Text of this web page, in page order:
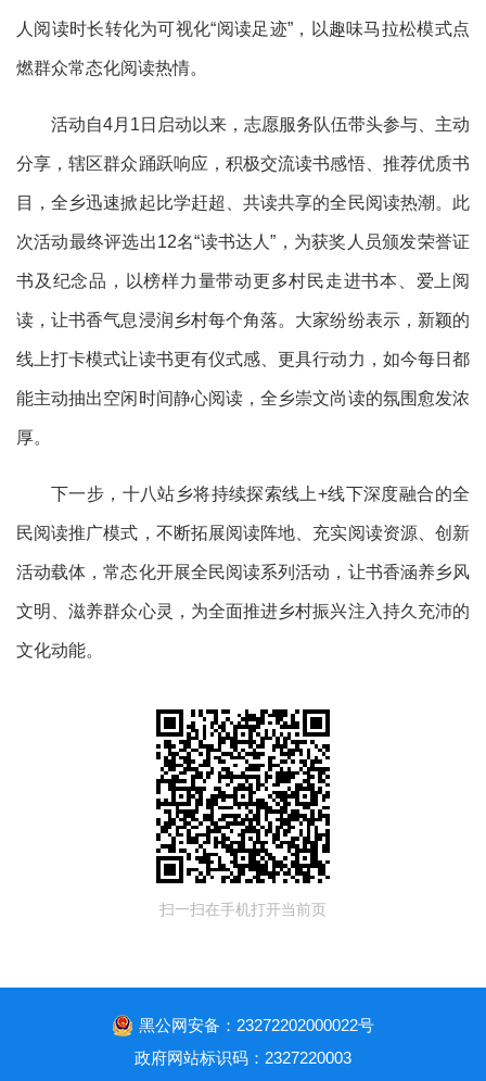
人阅读时长转化为可视化“阅读足迹”，以趣味马拉松模式点
燃群众常态化阅读热情。
活动自4月1日启动以来，志愿服务队伍带头参与、主动
分享，辖区群众踊跃响应，积极交流读书感悟、推荐优质书
目，全乡迅速掀起比学赶超、共读共享的全民阅读热潮。此
次活动最终评选出12名“读书达人”，为获奖人员颁发荣誉证
书及纪念品，以榜样力量带动更多村民走进书本、爱上阅
读，让书香气息浸润乡村每个角落。大家纷纷表示，新颖的
线上打卡模式让读书更有仪式感、更具行动力，如今每日都
能主动抽出空闲时间静心阅读，全乡崇文尚读的氛围愈发浓
厚。
下一步，十八站乡将持续探索线上+线下深度融合的全
民阅读推广模式，不断拓展阅读阵地、充实阅读资源、创新
活动载体，常态化开展全民阅读系列活动，让书香涵养乡风
文明、滋养群众心灵，为全面推进乡村振兴注入持久充沛的
文化动能。
扫一扫在手机打开当前页
黑公网安备：23272202000022号
政府网站标识码：2327220003